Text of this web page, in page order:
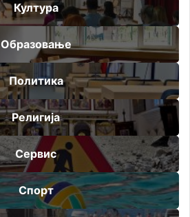
Култура
Образовање
Политика
Религија
Сервис
Спорт